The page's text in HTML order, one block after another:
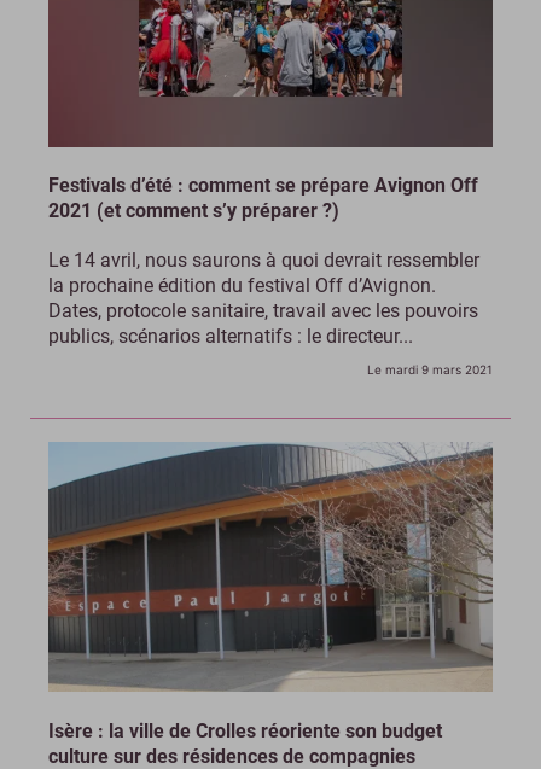
Festivals d’été : comment se prépare Avignon Off
2021 (et comment s’y préparer ?)
Le 14 avril, nous saurons à quoi devrait ressembler
la prochaine édition du festival Off d’Avignon.
Dates, protocole sanitaire, travail avec les pouvoirs
publics, scénarios alternatifs : le directeur...
Le mardi 9 mars 2021
Isère : la ville de Crolles réoriente son budget
culture sur des résidences de compagnies